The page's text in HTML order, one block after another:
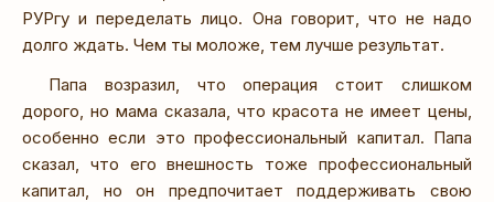
РУРгу и переделать лицо. Она говорит, что не надо
долго ждать. Чем ты моложе, тем лучше результат.
Папа возразил, что операция стоит слишком
дорого, но мама сказала, что красота не имеет цены,
особенно если это профессиональный капитал. Папа
сказал, что его внешность тоже профессиональный
капитал, но он предпочитает поддерживать свою